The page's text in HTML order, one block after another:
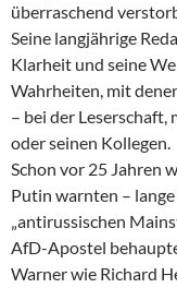
überraschend
Seine langjährige
Klarheit und seine
Wahrheiten, mit
– bei der Leserschaft,
oder seinen Kollegen.
Schon vor 25 Jahren
Putin warnten –
„antirussischen
AfD-Apostel
Warner wie Richard